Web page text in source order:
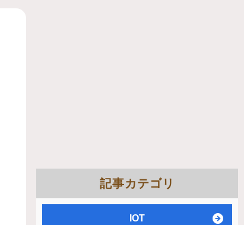
記事カテゴリ
IOT